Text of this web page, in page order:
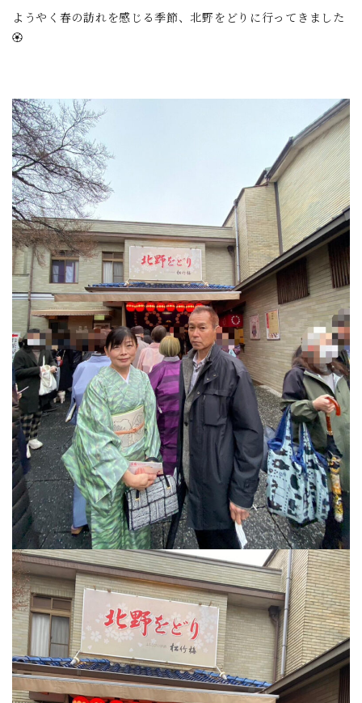
ようやく春の訪れを感じる季節、北野をどりに行ってきました
🏵️